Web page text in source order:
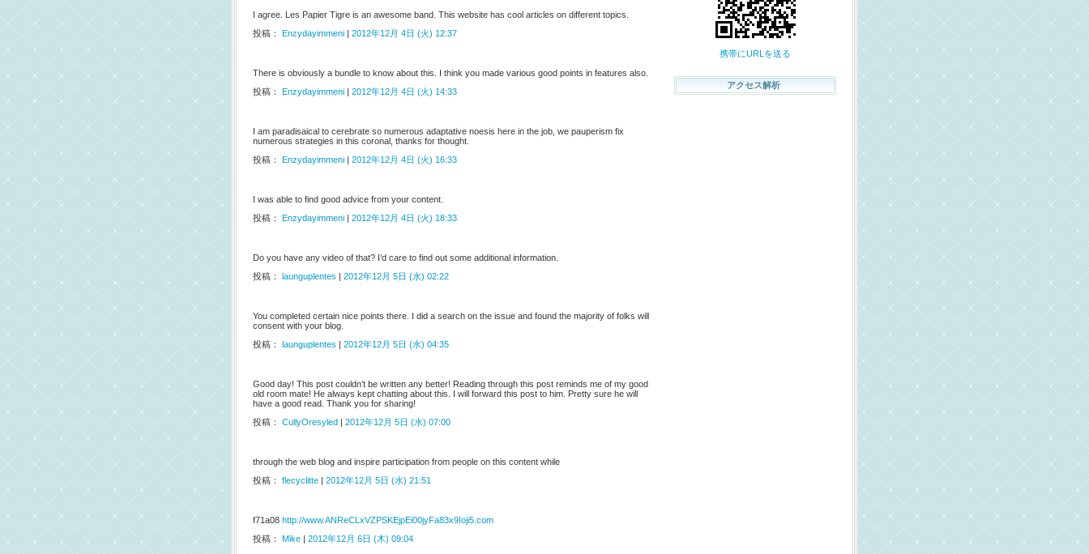
I agree. Les Papier Tigre is an awesome band. This website has cool articles on different topics.
投稿： Enzydayimmeni | 2012年12月 4日 (火) 12:37
There is obviously a bundle to know about this. I think you made various good points in features also.
投稿： Enzydayimmeni | 2012年12月 4日 (火) 14:33
I am paradisaical to cerebrate so numerous adaptative noesis here in the job, we pauperism fix
numerous strategies in this coronal, thanks for thought.
投稿： Enzydayimmeni | 2012年12月 4日 (火) 16:33
I was able to find good advice from your content.
投稿： Enzydayimmeni | 2012年12月 4日 (火) 18:33
Do you have any video of that? I’d care to find out some additional information.
投稿： launguplentes | 2012年12月 5日 (水) 02:22
You completed certain nice points there. I did a search on the issue and found the majority of folks will
consent with your blog.
投稿： launguplentes | 2012年12月 5日 (水) 04:35
Good day! This post couldn’t be written any better! Reading through this post reminds me of my good
old room mate! He always kept chatting about this. I will forward this post to him. Pretty sure he will
have a good read. Thank you for sharing!
投稿： CullyOresyled | 2012年12月 5日 (水) 07:00
through the web blog and inspire participation from people on this content while
投稿： flecyclitte | 2012年12月 5日 (水) 21:51
f71a08 http://www.ANReCLxVZPSKEjpEi00jyFa83x9Ioji5.com
投稿： Mike | 2012年12月 6日 (木) 09:04
携帯にURLを送る
アクセス解析